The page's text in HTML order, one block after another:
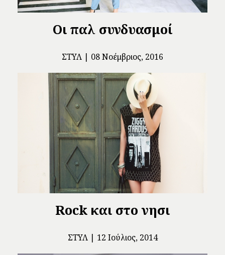
Οι παλ συνδυασμοί
ΣΤΥΛ 08 Νοέμβριος, 2016
Rock και στο νησι
ΣΤΥΛ 12 Ιούλιος, 2014